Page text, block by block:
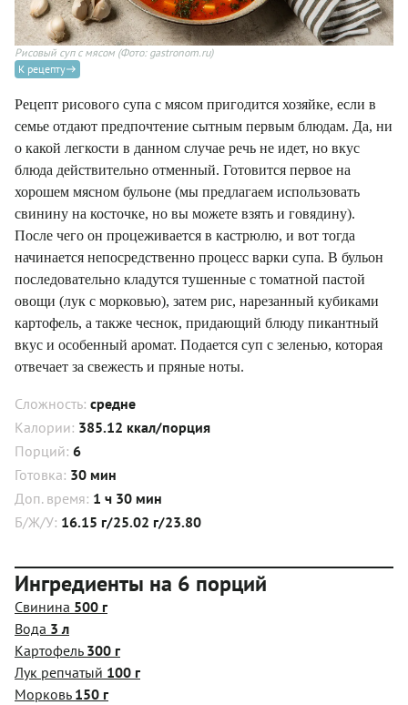
Рисовый суп с мясом (Фото: gastronom.ru)
К рецепту
Рецепт рисового супа с мясом пригодится хозяйке, если в
семье отдают предпочтение сытным первым блюдам. Да, ни
о какой легкости в данном случае речь не идет, но вкус
блюда действительно отменный. Готовится первое на
хорошем мясном бульоне (мы предлагаем использовать
свинину на косточке, но вы можете взять и говядину).
После чего он процеживается в кастрюлю, и вот тогда
начинается непосредственно процесс варки супа. В бульон
последовательно кладутся тушенные с томатной пастой
овощи (лук с морковью), затем рис, нарезанный кубиками
картофель, а также чеснок, придающий блюду пикантный
вкус и особенный аромат. Подается суп с зеленью, которая
отвечает за свежесть и пряные ноты.
Сложность: средне
Калории: 385.12 ккал/порция
Порций: 6
Готовка: 30 мин
Доп. время: 1 ч 30 мин
Б/Ж/У: 16.15 г/25.02 г/23.80
Ингредиенты на 6 порций
Свинина 500 г
Вода 3 л
Картофель 300 г
Лук репчатый 100 г
Морковь 150 г